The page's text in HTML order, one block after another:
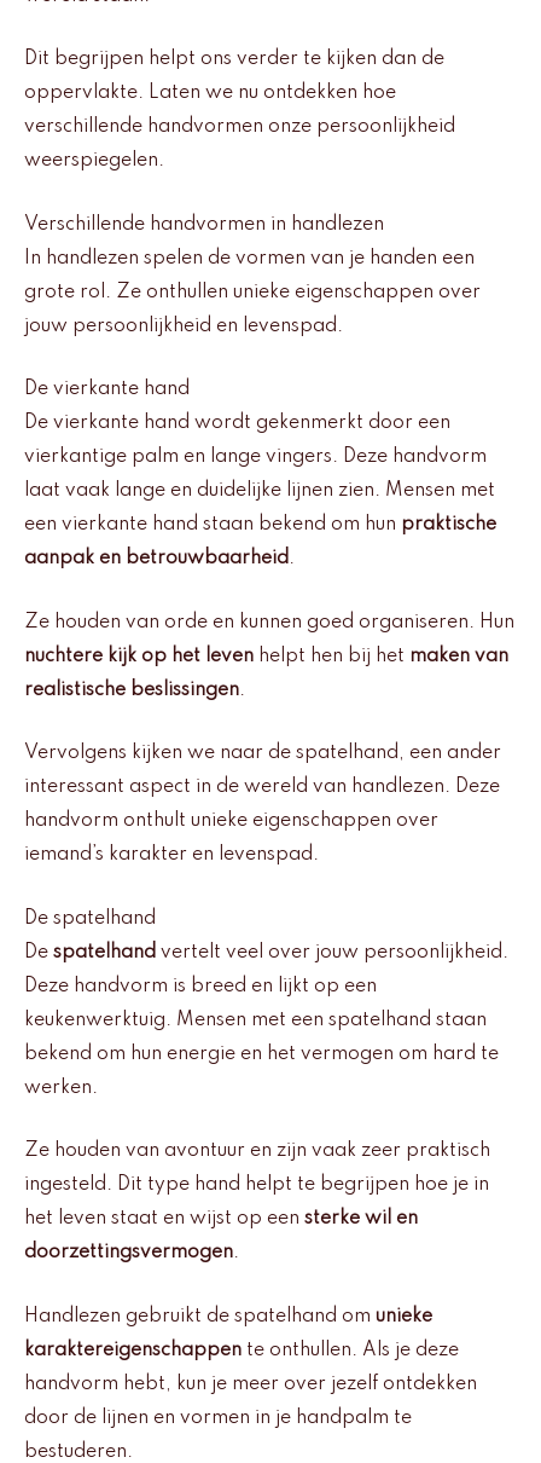
Dit begrijpen helpt ons verder te kijken dan de
oppervlakte. Laten we nu ontdekken hoe
verschillende handvormen onze persoonlijkheid
weerspiegelen.
Verschillende handvormen in handlezen
In handlezen spelen de vormen van je handen een
grote rol. Ze onthullen unieke eigenschappen over
jouw persoonlijkheid en levenspad.
De vierkante hand
De vierkante hand wordt gekenmerkt door een
vierkantige palm en lange vingers. Deze handvorm
laat vaak lange en duidelijke lijnen zien. Mensen met
een vierkante hand staan bekend om hun praktische
aanpak en betrouwbaarheid.
Ze houden van orde en kunnen goed organiseren. Hun
nuchtere kijk op het leven helpt hen bij het maken van
realistische beslissingen.
Vervolgens kijken we naar de spatelhand, een ander
interessant aspect in de wereld van handlezen. Deze
handvorm onthult unieke eigenschappen over
iemand’s karakter en levenspad.
De spatelhand
De spatelhand vertelt veel over jouw persoonlijkheid.
Deze handvorm is breed en lijkt op een
keukenwerktuig. Mensen met een spatelhand staan
bekend om hun energie en het vermogen om hard te
werken.
Ze houden van avontuur en zijn vaak zeer praktisch
ingesteld. Dit type hand helpt te begrijpen hoe je in
het leven staat en wijst op een sterke wil en
doorzettingsvermogen.
Handlezen gebruikt de spatelhand om unieke
karaktereigenschappen te onthullen. Als je deze
handvorm hebt, kun je meer over jezelf ontdekken
door de lijnen en vormen in je handpalm te
bestuderen.